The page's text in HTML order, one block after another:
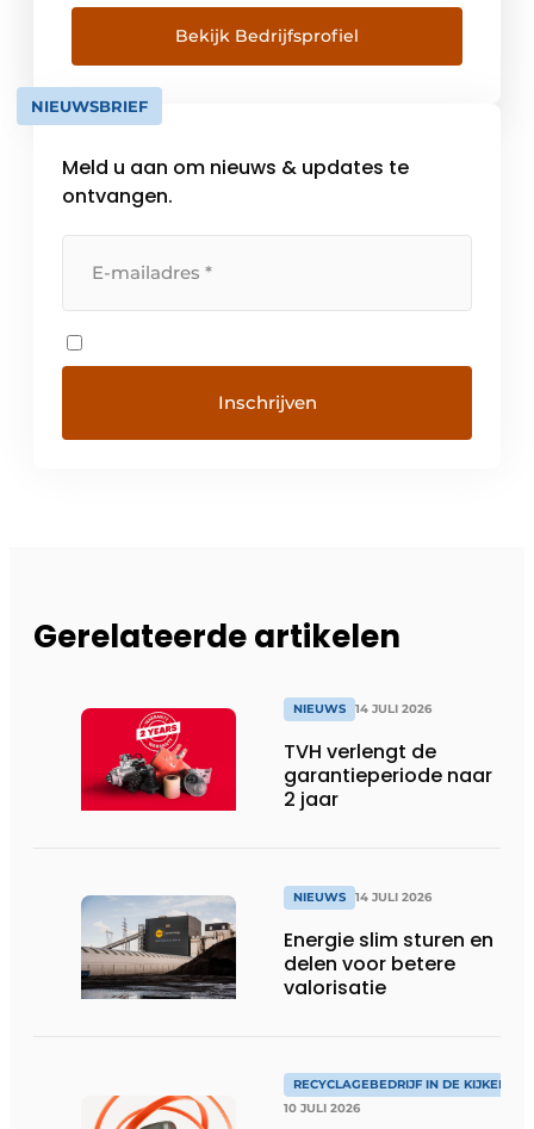
Hergebruik van grondstoffen is één van de
belangrijkste voorwaarden om onze aarde
leefbaar te houden. Door de keten te sluiten
en grondstoffen te hergebruiken, hebben
we een belangrijke stap gezet in […]
Bekijk Bedrijfsprofiel
NIEUWSBRIEF
Meld u aan om nieuws & updates te
ontvangen.
Gerelateerde artikelen
NIEUWS 14 JULI 2026
TVH verlengt de
garantieperiode naar
2 jaar
NIEUWS 14 JULI 2026
Energie slim sturen en
delen voor betere
valorisatie
RECYCLAGEBEDRIJF IN DE KIJKER
10 JULI 2026